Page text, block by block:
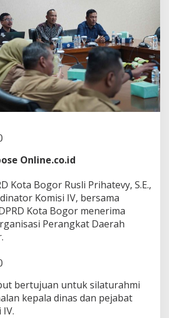
T
a
h
u
n
,
K
o
m
i
D
R
D
K
o
t
r
B
Online.co.id
Kota Bogor Rusli Prihatevy, S.E.,
Komisi IV, bersama
Kota Bogor menerima
Perangkat Daerah
bertujuan untuk silaturahmi
kepala dinas dan pejabat